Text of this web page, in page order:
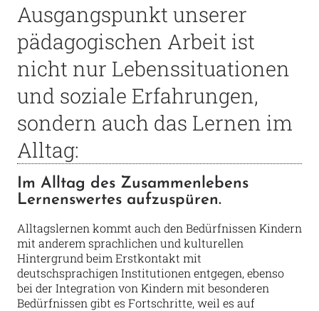
Ausgangspunkt unserer
pädagogischen Arbeit ist
nicht nur Lebenssituationen
und soziale Erfahrungen,
sondern auch das Lernen im
Alltag:
Im Alltag des Zusammenlebens
Lernenswertes aufzuspüren.
Alltagslernen kommt auch den Bedürfnissen Kindern
mit anderem sprachlichen und kulturellen
Hintergrund beim Erstkontakt mit
deutschsprachigen Institutionen entgegen, ebenso
bei der Integration von Kindern mit besonderen
Bedürfnissen gibt es Fortschritte, weil es auf